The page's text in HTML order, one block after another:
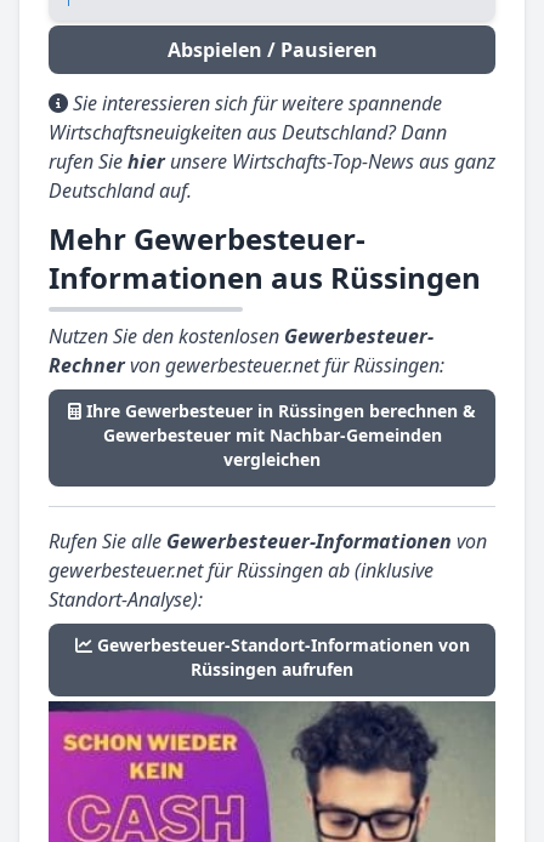
Abspielen / Pausieren
Sie interessieren sich für weitere spannende
Wirtschaftsneuigkeiten aus Deutschland? Dann
rufen Siehierunsere Wirtschafts-Top-News aus ganz
Deutschland auf.
Mehr Gewerbesteuer-
Informationen aus Rüssingen
Nutzen Sie den kostenlosen Gewerbesteuer-
Rechnervon gewerbesteuer.net für Rüssingen:
Ihre Gewerbesteuer in Rüssingen berechnen &
Gewerbesteuer mit Nachbar-Gemeinden
vergleichen
Rufen Sie alle Gewerbesteuer-Informationen von
gewerbesteuer.net für Rüssingen ab (inklusive
Standort-Analyse):
Gewerbesteuer-Standort-Informationen von
Rüssingen aufrufen